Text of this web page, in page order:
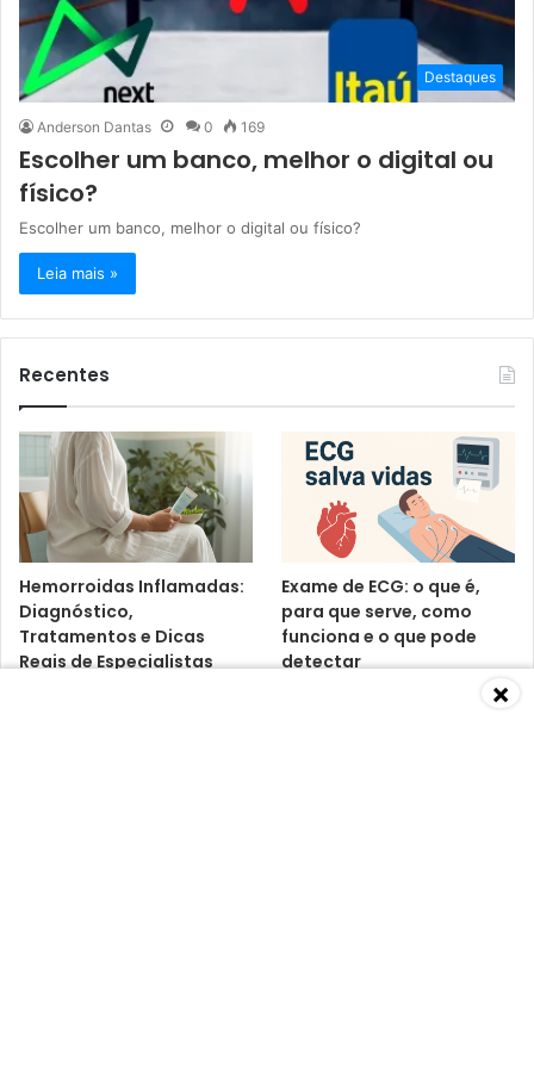
Destaques
Anderson Dantas 0 169
Escolher um banco, melhor o digital ou
físico?
Escolher um banco, melhor o digital ou físico?
Leia mais »
Recentes
Hemorroidas Inflamadas:
Diagnóstico,
Tratamentos e Dicas
Reais de Especialistas
Exame de ECG: o que é,
para que serve, como
funciona e o que pode
detectar
×